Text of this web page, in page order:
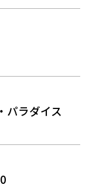
パラダイス